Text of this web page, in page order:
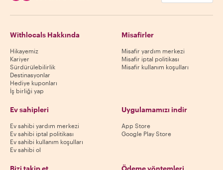
Withlocals Hakkında
Hikayemiz
Kariyer
Sürdürülebilirlik
Destinasyonlar
Hediye kuponları
İş birliği yap
Misafirler
Misafir yardım merkezi
Misafir iptal politikası
Misafir kullanım koşulları
Ev sahipleri
Ev sahibi yardım merkezi
Ev sahibi iptal politikası
Ev sahibi kullanım koşulları
Ev sahibi ol
Uygulamamızı indir
App Store
Google Play Store